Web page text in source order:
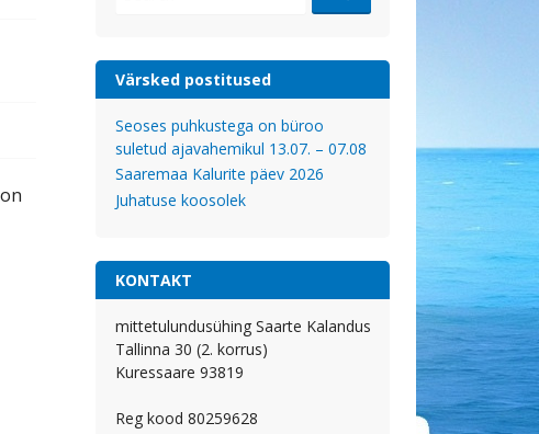
for:
Värsked postitused
Seoses puhkustega on büroo
suletud ajavahemikul 13.07. – 07.08
Saaremaa Kalurite päev 2026
Juhatuse koosolek
KONTAKT
mittetulundusühing Saarte Kalandus
Tallinna 30 (2. korrus)
Kuressaare 93819
Reg kood 80259628